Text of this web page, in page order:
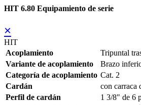
HIT 6.80 Equipamiento de serie
×
HIT
Acoplamiento
Tripuntal
Variante de acoplamiento
Brazo
Categoría de acoplamiento Cat. 2
Cardán
con carraca
Perfil de cardán
1 3/8" de 6